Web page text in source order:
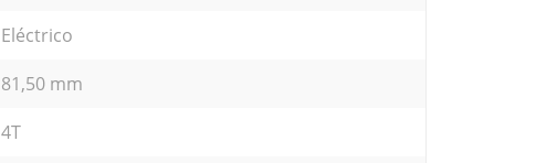
Eléctrico
81,50 mm
4T